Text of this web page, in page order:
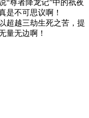
尊者降龙记”中的祇夜
是不可思议啊！
超越三劫生死之苦，提
量无边啊！